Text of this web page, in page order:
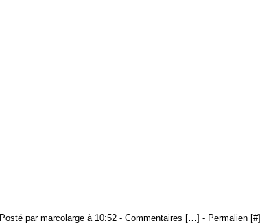
Posté par marcolarge à 10:52 - Commentaires […] - Permalien [#]